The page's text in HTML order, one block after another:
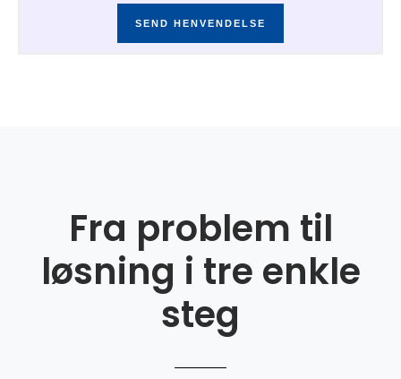
SEND HENVENDELSE
Fra problem til
løsning i tre enkle
steg